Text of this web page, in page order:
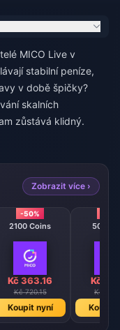
MICO Live v
stabilní peníze,
v době špičky?
skalních
zůstává klidný.
Zobrazit více ›
-50%
2100 Coins
Kč 363.16
Kč 720.15
Koupit nyní
508
Kč
Kč
Koupit